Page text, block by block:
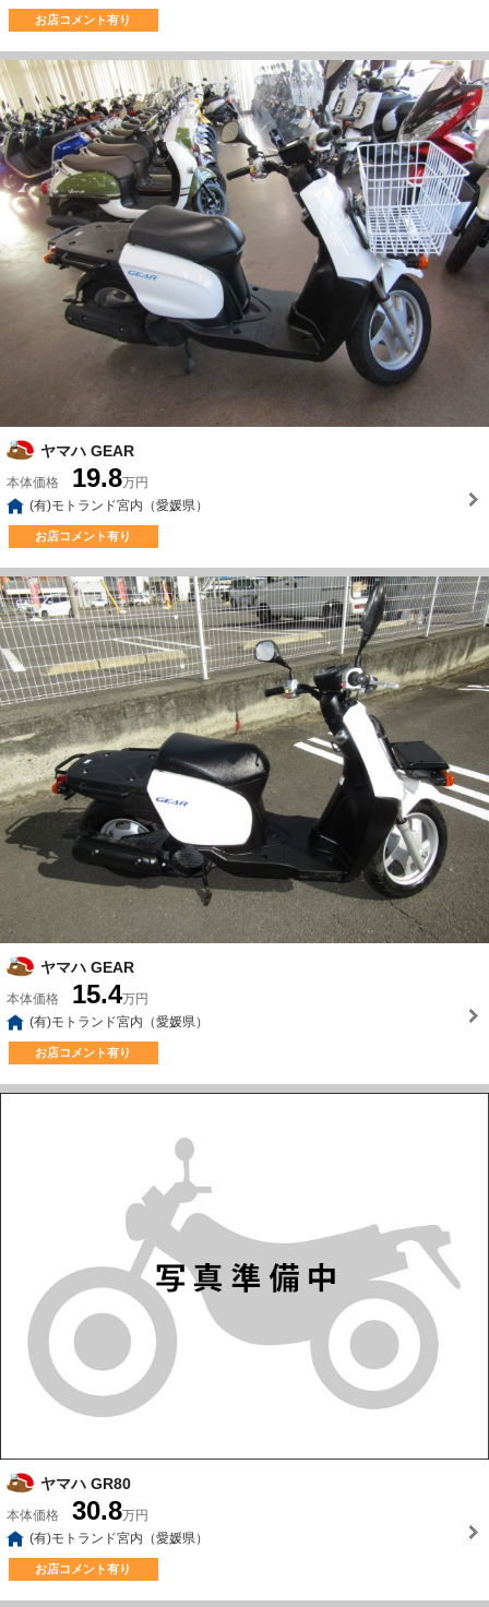
お店コメント有り
ヤマハ GEAR
本体価格 19.8万円
(有)モトランド宮内（愛媛県）
お店コメント有り
ヤマハ GEAR
本体価格 15.4万円
(有)モトランド宮内（愛媛県）
お店コメント有り
ヤマハ GR80
本体価格 30.8万円
(有)モトランド宮内（愛媛県）
お店コメント有り